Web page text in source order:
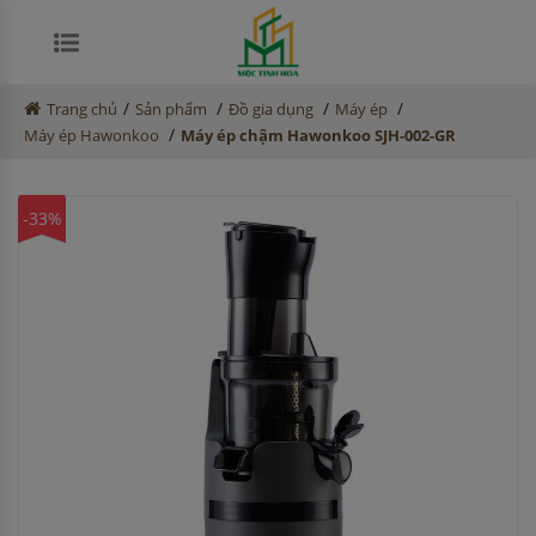
Trang chủ / Sản phẩm / Đồ gia dụng / Máy ép /
Máy ép Hawonkoo / Máy ép chậm Hawonkoo SJH-002-GR
-33%